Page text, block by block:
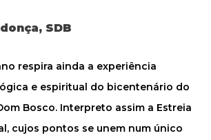
SDB
respira ainda a experiência
e espiritual do bicentenário do
Bosco. Interpreto assim a Estreia
cujos pontos se unem num único